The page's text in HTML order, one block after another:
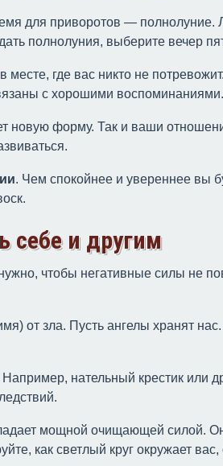
для приворотов — полнолуние.
полнолуния, выберите вечер
месте, где вас никто не
с хорошими воспоминаниями.
новую форму. Так и ваши
. Чем спокойнее и увереннее вы
себе и другим
чтобы негативные силы не
от зла. Пусть ангелы хранят
Например, нательный крестик или
мощной очищающей силой.
как светлый круг окружает